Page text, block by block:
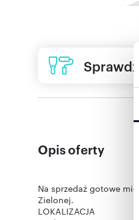
Opis oferty
Na sprzedaż gotowe
Zielonej.
LOKALIZACJA